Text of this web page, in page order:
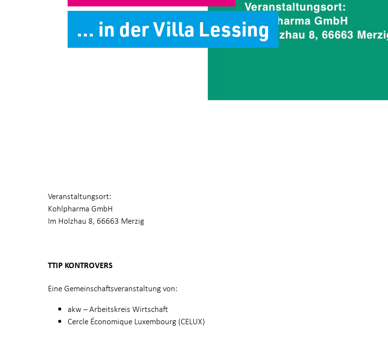
... in der Villa Lessing
Veranstaltungsort:
Kohlpharma GmbH
Im Holzhau 8, 66663 Merzig
TTIP KONTROVERS
Eine Gemeinschaftsveranstaltung von:
akw – Arbeitskreis Wirtschaft
Cercle Économique Luxembourg (CELUX)